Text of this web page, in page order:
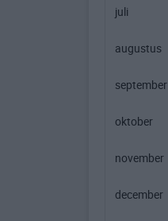
juli
augustus
september
oktober
november
december